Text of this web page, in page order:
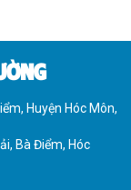
Huyện Hóc Môn,
Bà Điểm, Hóc